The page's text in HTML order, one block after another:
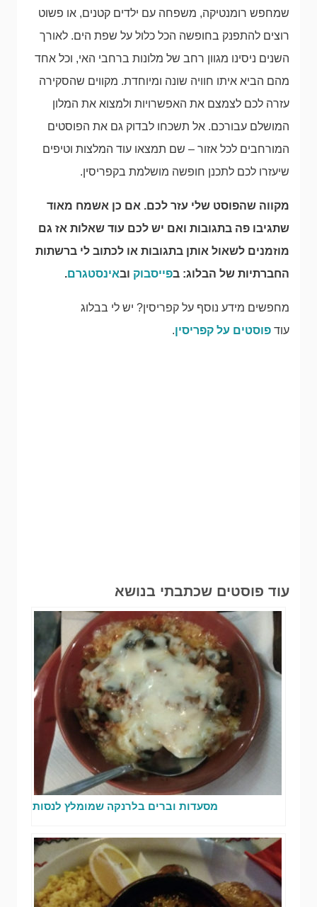
שמחפש רומנטיקה, משפחה עם ילדים קטנים, או פשוט
רוצים להתפנק בחופשה הכל כלול על שפת הים. לאורך
השנים ניסינו מגוון רחב של מלונות ברחבי האי, וכל אחד
מהם הביא איתו חוויה שונה ומיוחדת. מקווים שהסקירה
עזרה לכם לצמצם את האפשרויות ולמצוא את המלון
המושלם עבורכם. אל תשכחו לבדוק גם את הפוסטים
המורחבים לכל אזור – שם תמצאו עוד המלצות וטיפים
שיעזרו לכם לתכנן חופשה מושלמת בקפריסין.
מקווה שהפוסט שלי עזר לכם. אם כן אשמח מאוד
שתגיבו פה בתגובות ואם יש לכם עוד שאלות אז גם
מוזמנים לשאול אותן בתגובות או לכתוב לי ברשתות
החברתיות של הבלוג: בפייסבוק ובאינסטגרם.
מחפשים מידע נוסף על קפריסין? יש לי בבלוג
עוד פוסטים על קפריסין.
עוד פוסטים שכתבתי בנושא
מסעדות וברים בלרנקה שמומלץ לנסות